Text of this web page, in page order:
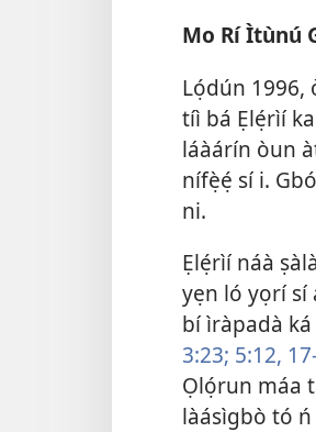
Mo Rí Ìtùnú
Lọ́dún 1996,
tíì bá Ẹlẹ́rìí
láàárín òun
nífẹ̀ẹ́ sí i.
ni.
Ẹlẹ́rìí náà
yẹn ló yọrí sí
bí ìràpadà
3:23; 5:12,
Ọlọ́run máa
làásìgbò tó